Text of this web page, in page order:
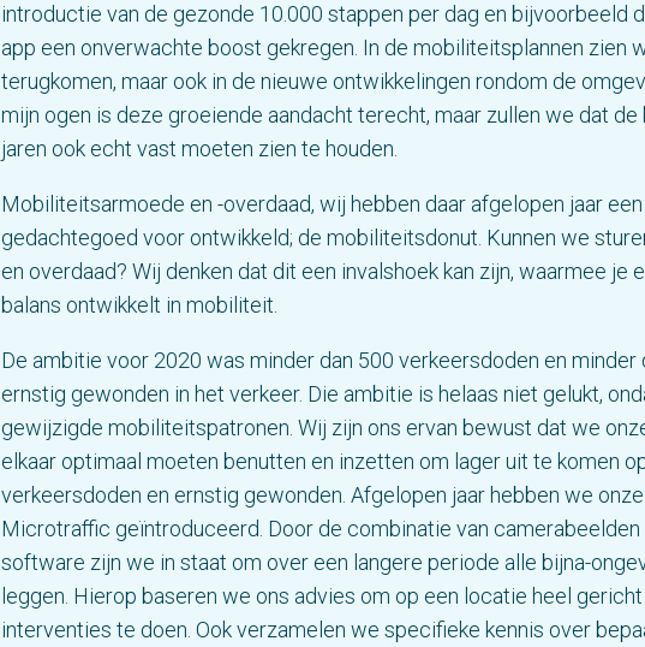
introductie van de gezonde 10.000 stappen per dag en bijvoorbeeld
app een onverwachte boost gekregen. In de mobiliteitsplannen zien
terugkomen, maar ook in de nieuwe ontwikkelingen rondom de
mijn ogen is deze groeiende aandacht terecht, maar zullen we dat de
jaren ook echt vast moeten zien te houden.
Mobiliteitsarmoede en -overdaad, wij hebben daar afgelopen jaar
gedachtegoed voor ontwikkeld; de mobiliteitsdonut. Kunnen we
en overdaad? Wij denken dat dit een invalshoek kan zijn, waarmee je
balans ontwikkelt in mobiliteit.
De ambitie voor 2020 was minder dan 500 verkeersdoden en minder
ernstig gewonden in het verkeer. Die ambitie is helaas niet gelukt,
gewijzigde mobiliteitspatronen. Wij zijn ons ervan bewust dat we
elkaar optimaal moeten benutten en inzetten om lager uit te komen
verkeersdoden en ernstig gewonden. Afgelopen jaar hebben we
Microtraffic geïntroduceerd. Door de combinatie van camerabeelden
software zijn we in staat om over een langere periode alle bijna-
leggen. Hierop baseren we ons advies om op een locatie heel
interventies te doen. Ook verzamelen we specifieke kennis over